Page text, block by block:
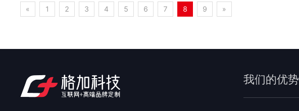
« 1 2 3 4 5 6 7 8 9 »
我们的优势